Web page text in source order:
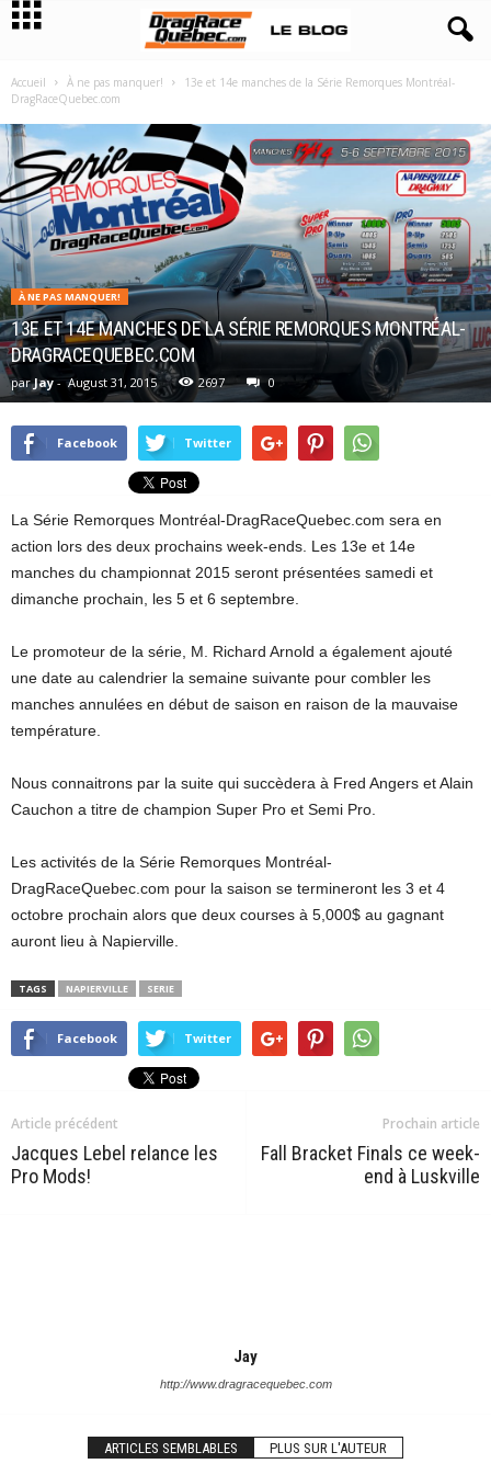
Accueil À ne pas manquer!
13e et 14e manches de la Série Remorques Montréal-
DragRaceQuebec.com
À NE PAS MANQUER!
13E ET 14E MANCHES DE LA SÉRIE REMORQUES MONTRÉAL-
DRAGRACEQUEBEC.COM
par Jay - August 31, 2015 2697 0
Facebook Twitter
La Série Remorques Montréal-DragRaceQuebec.com sera en
action lors des deux prochains week-ends. Les 13e et 14e
manches du championnat 2015 seront présentées samedi et
dimanche prochain, les 5 et 6 septembre.
Le promoteur de la série, M. Richard Arnold a également ajouté
une date au calendrier la semaine suivante pour combler les
manches annulées en début de saison en raison de la mauvaise
température.
Nous connaitrons par la suite qui succèdera à Fred Angers et Alain
Cauchon a titre de champion Super Pro et Semi Pro.
Les activités de la Série Remorques Montréal-
DragRaceQuebec.com pour la saison se termineront les 3 et 4
octobre prochain alors que deux courses à 5,000$ au gagnant
auront lieu à Napierville.
TAGS NAPIERVILLE SERIE
Facebook Twitter
Article précédent
Jacques Lebel relance les
Pro Mods!
Prochain article
Fall Bracket Finals ce week-
end à Luskville
Jay
http://www.dragracequebec.com
ARTICLES SEMBLABLES PLUS SUR L'AUTEUR